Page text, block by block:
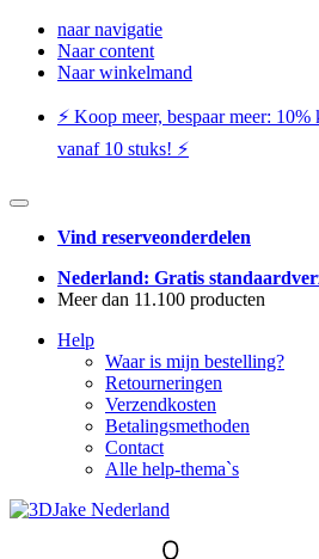
naar navigatie
Naar content
Naar winkelmand
⚡️ Koop meer, bespaar meer:
vanaf 10 stuks! ⚡️
Vind reserveonderdelen
Nederland: Gratis
Meer dan 11.100 producten
Help
Waar is mijn bestelling?
Retourneringen
Verzendkosten
Betalingsmethoden
Contact
Alle help-thema`s